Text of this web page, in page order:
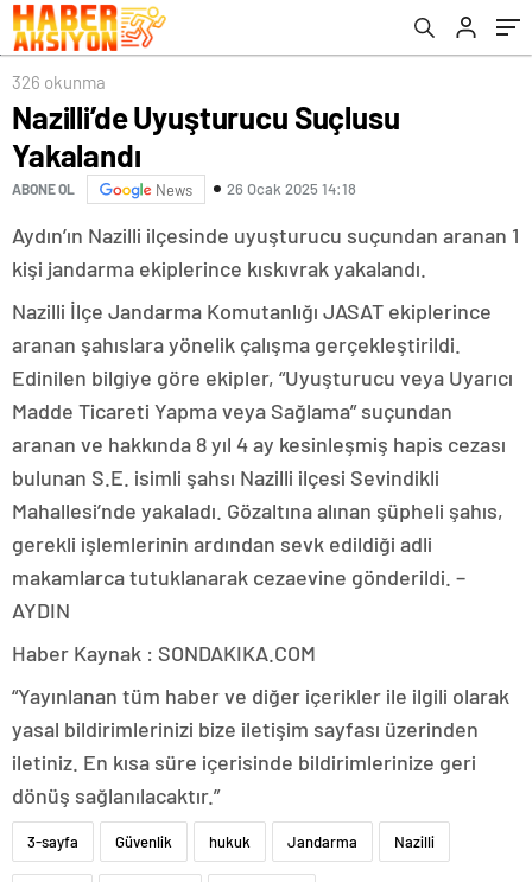
326 okunma
Nazilli’de Uyuşturucu Suçlusu
Yakalandı
ABONE OL News 26 Ocak 2025 14:18
Aydın’ın Nazilli ilçesinde uyuşturucu suçundan aranan 1
kişi jandarma ekiplerince kıskıvrak yakalandı.
Nazilli İlçe Jandarma Komutanlığı JASAT ekiplerince
aranan şahıslara yönelik çalışma gerçekleştirildi.
Edinilen bilgiye göre ekipler, “Uyuşturucu veya Uyarıcı
Madde Ticareti Yapma veya Sağlama” suçundan
aranan ve hakkında 8 yıl 4 ay kesinleşmiş hapis cezası
bulunan S.E. isimli şahsı Nazilli ilçesi Sevindikli
Mahallesi’nde yakaladı. Gözaltına alınan şüpheli şahıs,
gerekli işlemlerinin ardından sevk edildiği adli
makamlarca tutuklanarak cezaevine gönderildi. –
AYDIN
Haber Kaynak : SONDAKIKA.COM
“Yayınlanan tüm haber ve diğer içerikler ile ilgili olarak
yasal bildirimlerinizi bize iletişim sayfası üzerinden
iletiniz. En kısa süre içerisinde bildirimlerinize geri
dönüş sağlanılacaktır.”
3-sayfa Güvenlik hukuk Jandarma Nazilli